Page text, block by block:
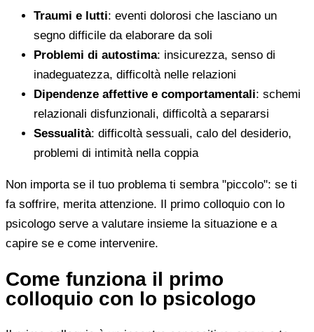
Traumi e lutti: eventi dolorosi che lasciano un
segno difficile da elaborare da soli
Problemi di autostima: insicurezza, senso di
inadeguatezza, difficoltà nelle relazioni
Dipendenze affettive e comportamentali: schemi
relazionali disfunzionali, difficoltà a separarsi
Sessualità: difficoltà sessuali, calo del desiderio,
problemi di intimità nella coppia
Non importa se il tuo problema ti sembra "piccolo": se ti
fa soffrire, merita attenzione. Il primo colloquio con lo
psicologo serve a valutare insieme la situazione e a
capire se e come intervenire.
Come funziona il primo
colloquio con lo psicologo